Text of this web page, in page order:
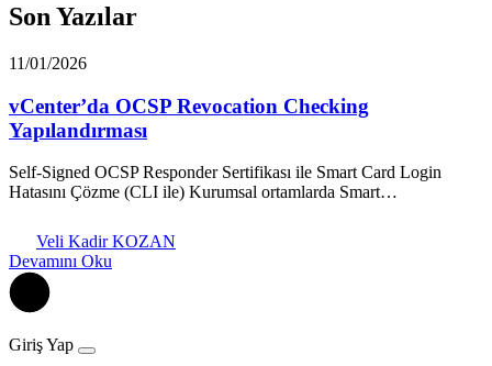
Son Yazılar
11/01/2026
vCenter’da OCSP Revocation Checking
Yapılandırması
Self-Signed OCSP Responder Sertifikası ile Smart Card Login
Hatasını Çözme (CLI ile) Kurumsal ortamlarda Smart…
Veli Kadir KOZAN
Devamını Oku
Giriş Yap